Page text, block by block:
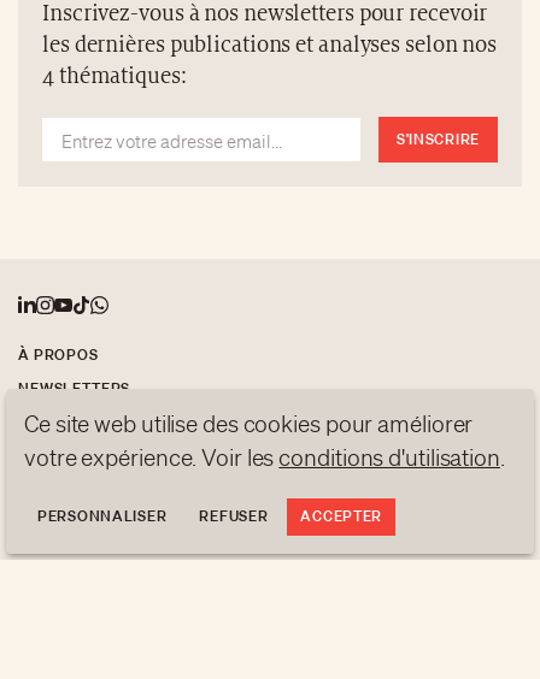
numériques inédites. L’exposition, présentée à 360°
dans les espaces monumentaux du Grand Palais
Immersif, offre une perspective unique sur les
facettes diverses de l’art urbain, allant du graffiti
vandale aux fresques murales.
Inscrivez-vous à nos newsletters pour recevoir
les dernières publications et analyses selon nos
4 thématiques:
S'INSCRIRE
À PROPOS
NEWSLETTERS
PROTECTION DES DONNÉES
contact@luxurytribune.com
Conçu parAntistatique
Ce site web utilise des cookies pour améliorer
votre expérience. Voir les conditions d'utilisation
PERSONNALISER REFUSER ACCEPTER